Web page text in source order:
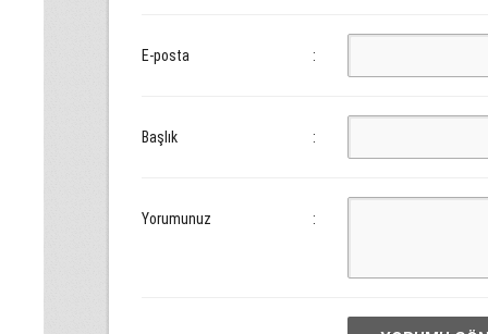
E-posta :
Başlık :
Yorumunuz :